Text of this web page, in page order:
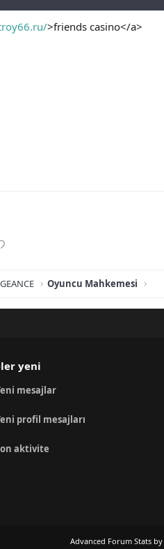
>friends casino</a>
Link
Oyuncu Mahkemesi
yeni
mesajlar
profil mesajları
aktivite
Advanced Forum Stats by